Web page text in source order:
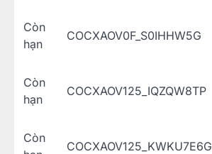
Còn
hạn
COCXAOV0F_S0IHHW5G
Còn
hạn
COCXAOV125_IQZQW8TP
Còn
COCXAOV125_KWKU7E6G